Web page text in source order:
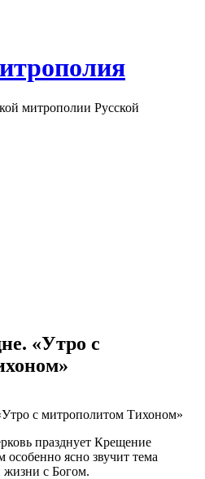
митрополии Русской
«Утро с
празднует Крещение
ясно звучит тема
жизни с Богом.